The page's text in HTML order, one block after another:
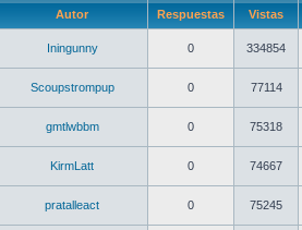
Autor Respuestas Vistas
Iningunny 0 334854
Scoupstrompup 0 77114
gmtlwbbm 0 75318
KirmLatt 0 74667
pratalleact 0 75245